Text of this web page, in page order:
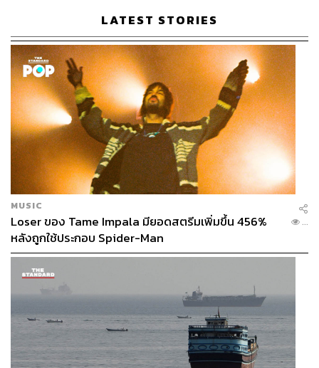
LATEST STORIES
MUSIC
Loser ของ Tame Impala มียอดสตรีมเพิ่มขึ้น 456%
หลังถูกใช้ประกอบ Spider-Man
...